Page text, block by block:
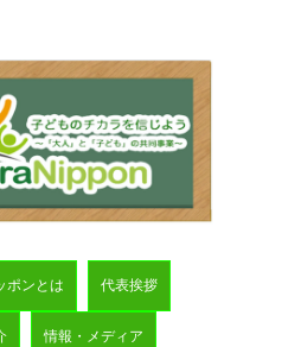
ポンとは 代表挨拶
情報・メディア